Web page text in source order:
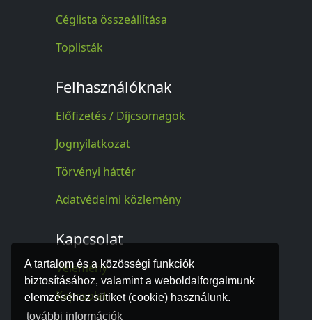
A tartalom és a közösségi funkciók
biztosításához, valamint a weboldalforgalmunk
elemzéséhez sütiket (cookie) használunk.
további információk
Céglista összeállítása
Toplisták
Felhasználóknak
Előfizetés / Díjcsomagok
Jognyilatkozat
Törvényi háttér
Adatvédelmi közlemény
Kapcsolat
Vélemény
Kapcsolat